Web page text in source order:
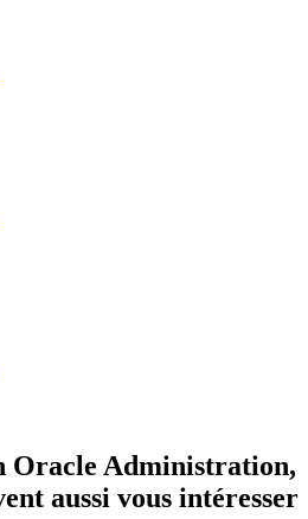
Oracle Administration,
aussi vous intéresser